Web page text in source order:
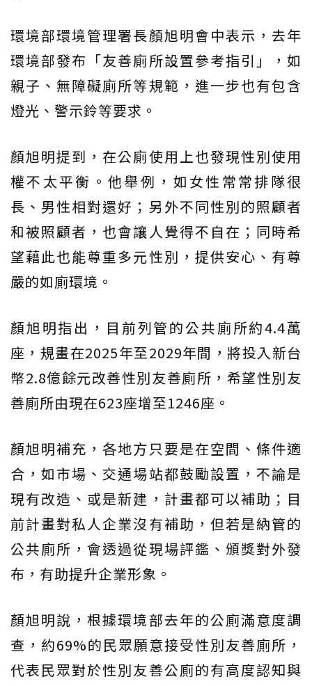
環境部環境管理署長顏旭明會中表示，去年
環境部發布「友善廁所設置參考指引」，如
親子、無障礙廁所等規範，進一步也有包含
燈光、警示鈴等要求。
顏旭明提到，在公廁使用上也發現性別使用
權不太平衡。他舉例，如女性常常排隊很
長、男性相對還好；另外不同性別的照顧者
和被照顧者，也會讓人覺得不自在；同時希
望藉此也能尊重多元性別，提供安心、有尊
嚴的如廁環境。
顏旭明指出，目前列管的公共廁所約4.4萬
座，規畫在2025年至2029年間，將投入新台
幣2.8億餘元改善性別友善廁所，希望性別友
善廁所由現在623座增至1246座。
顏旭明補充，各地方只要是在空間、條件適
合，如市場、交通場站都鼓勵設置，不論是
現有改造、或是新建，計畫都可以補助；目
前計畫對私人企業沒有補助，但若是納管的
公共廁所，會透過從現場評鑑、頒獎對外發
布，有助提升企業形象。
顏旭明說，根據環境部去年的公廁滿意度調
查，約69%的民眾願意接受性別友善廁所，
代表民眾對於性別友善公廁的有高度認知與